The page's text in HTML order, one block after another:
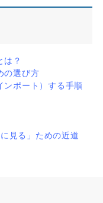
は？
の選び方
ンポート）する手順
見る」ための近道